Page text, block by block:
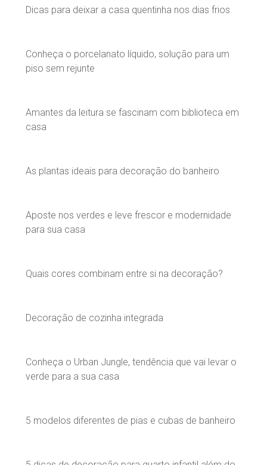
Dicas para deixar a casa quentinha nos dias frios
Conheça o porcelanato líquido, solução para um
piso sem rejunte
Amantes da leitura se fascinam com biblioteca em
casa
As plantas ideais para decoração do banheiro
Aposte nos verdes e leve frescor e modernidade
para sua casa
Quais cores combinam entre si na decoração?
Decoração de cozinha integrada
Conheça o Urban Jungle, tendência que vai levar o
verde para a sua casa
5 modelos diferentes de pias e cubas de banheiro